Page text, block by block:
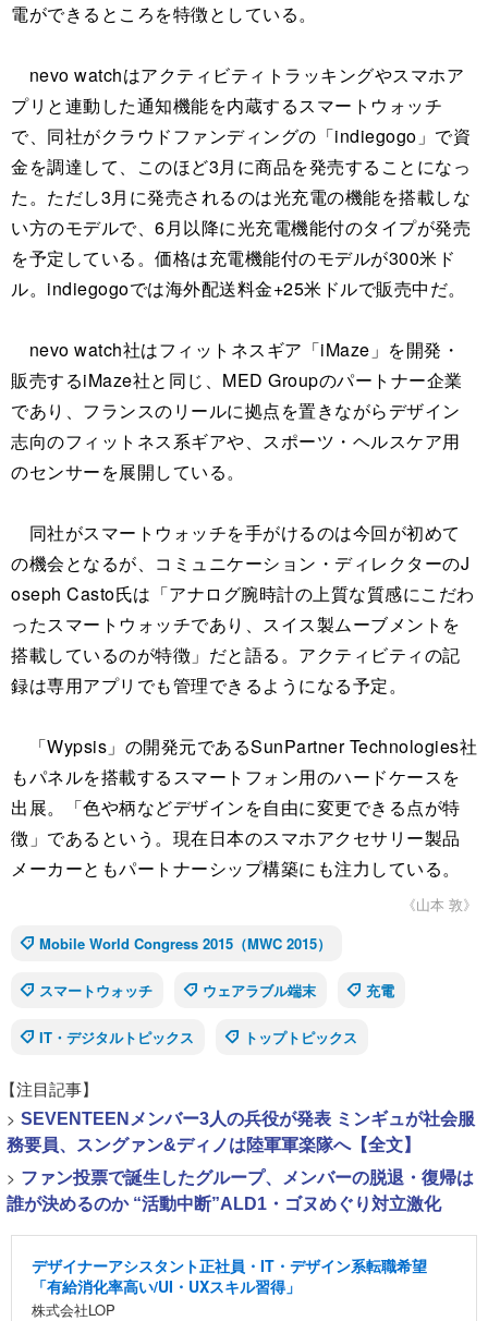
電ができるところを特徴としている。
nevo watchはアクティビティトラッキングやスマホア
プリと連動した通知機能を内蔵するスマートウォッチ
で、同社がクラウドファンディングの「indiegogo」で資
金を調達して、このほど3月に商品を発売することになっ
た。ただし3月に発売されるのは光充電の機能を搭載しな
い方のモデルで、6月以降に光充電機能付のタイプが発売
を予定している。価格は充電機能付のモデルが300米ド
ル。indiegogoでは海外配送料金+25米ドルで販売中だ。
nevo watch社はフィットネスギア「iMaze」を開発・
販売するiMaze社と同じ、MED Groupのパートナー企業
であり、フランスのリールに拠点を置きながらデザイン
志向のフィットネス系ギアや、スポーツ・ヘルスケア用
のセンサーを展開している。
同社がスマートウォッチを手がけるのは今回が初めて
の機会となるが、コミュニケーション・ディレクターのJ
oseph Casto氏は「アナログ腕時計の上質な質感にこだわ
ったスマートウォッチであり、スイス製ムーブメントを
搭載しているのが特徴」だと語る。アクティビティの記
録は専用アプリでも管理できるようになる予定。
「Wypsis」の開発元であるSunPartner Technologies社
もパネルを搭載するスマートフォン用のハードケースを
出展。「色や柄などデザインを自由に変更できる点が特
徴」であるという。現在日本のスマホアクセサリー製品
メーカーともパートナーシップ構築にも注力している。
《山本 敦》
Mobile World Congress 2015（MWC 2015）
スマートウォッチ ウェアラブル端末 充電
IT・デジタルトピックス トップトピックス
【注目記事】
> SEVENTEENメンバー3人の兵役が発表 ミンギュが社会服
務要員、スングァン&ディノは陸軍軍楽隊へ【全文】
> ファン投票で誕生したグループ、メンバーの脱退・復帰は
誰が決めるのか “活動中断”ALD1・ゴヌめぐり対立激化
デザイナーアシスタント正社員・IT・デザイン系転職希望
「有給消化率高い/UI・UXスキル習得」
株式会社LOP